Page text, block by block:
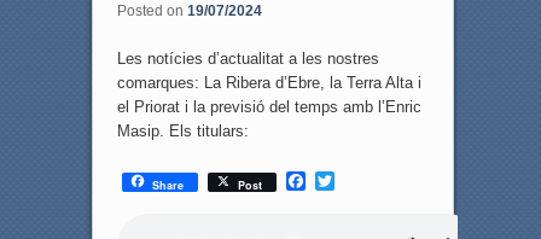
Posted on 19/07/2024
Les notícies d’actualitat a les nostres
comarques: La Ribera d’Ebre, la Terra Alta i
el Priorat i la previsió del temps amb l’Enric
Masip. Els titulars:
Share Post
F
T